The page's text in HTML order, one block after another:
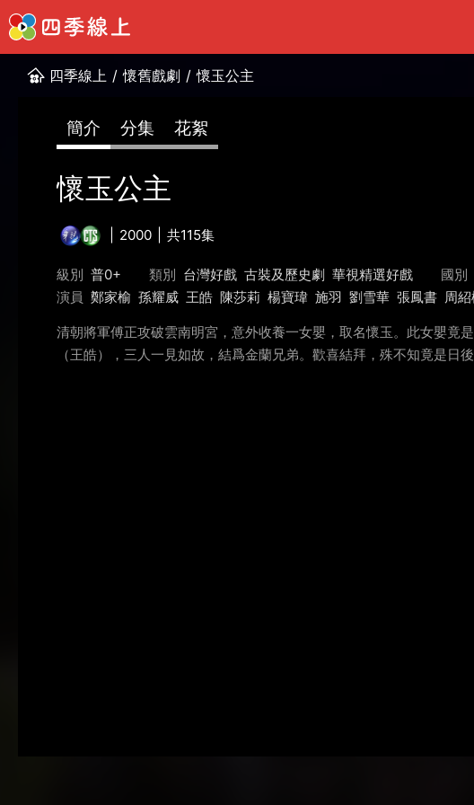
四季線上 / 懷舊戲劇 / 懷玉公主
簡介 分集 花絮
懷玉公主
2000 共115集
級別 普0+ 類別 台灣好戲 古裝及歷史劇 華視精選好戲 國別
演員 鄭家榆 孫耀威 王皓 陳莎莉 楊寶瑋 施羽 劉雪華 張鳳書 周
清朝將軍傅正攻破雲南明宮，意外收養一女嬰，取名懷玉。此女嬰竟
（王皓），三人一見如故，結爲金蘭兄弟。歡喜結拜，殊不知竟是日